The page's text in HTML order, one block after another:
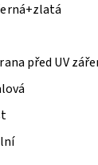
před UV